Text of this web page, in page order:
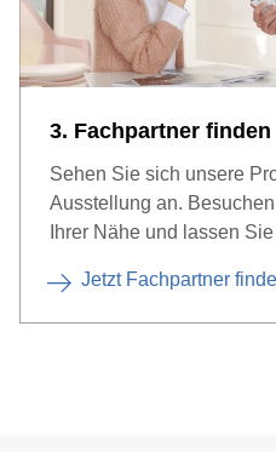
3. Fachpartner finden
Sehen Sie sich unsere
Ausstellung an.
Ihrer Nähe und lassen
Jetzt Fachpartner